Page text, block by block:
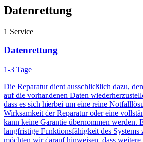
Datenrettung
1 Service
Datenrettung
1-3 Tage
Die Reparatur dient ausschließlich dazu,
auf die vorhandenen Daten
dass es sich hierbei um eine reine
Wirksamkeit der Reparatur oder eine
kann keine Garantie übernommen werden.
langfristige Funktionsfähigkeit des Systems
möchten wir darauf hinweisen, dass weitere